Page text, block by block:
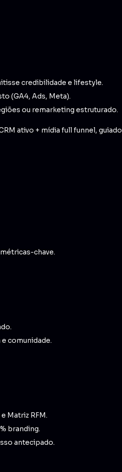
credibilidade e lifestyle.
(GA4, Ads, Meta).
ou remarketing estruturado.
ativo + mídia full funnel, guiado
chave.
comunidade.
Matriz RFM.
branding.
antecipado.